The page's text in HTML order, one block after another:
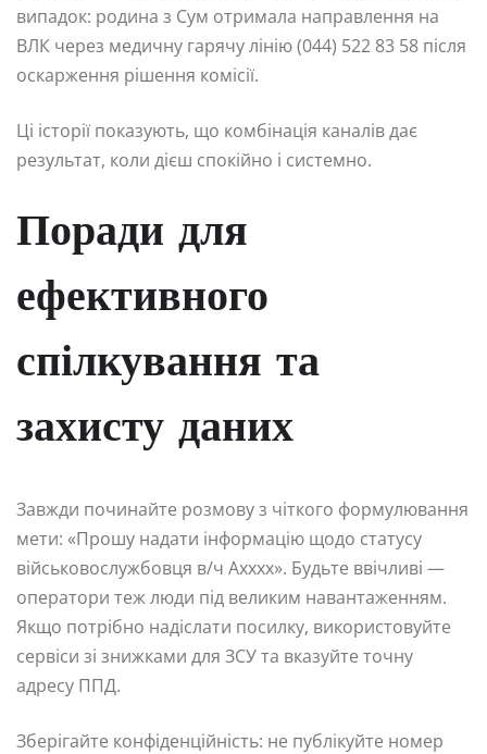
випадок: родина з Сум отримала направлення на
ВЛК через медичну гарячу лінію (044) 522 83 58 після
оскарження рішення комісії.
Ці історії показують, що комбінація каналів дає
результат, коли дієш спокійно і системно.
Поради для
ефективного
спілкування та
захисту даних
Завжди починайте розмову з чіткого формулювання
мети: «Прошу надати інформацію щодо статусу
військовослужбовця в/ч Аxxxx». Будьте ввічливі —
оператори теж люди під великим навантаженням.
Якщо потрібно надіслати посилку, використовуйте
сервіси зі знижками для ЗСУ та вказуйте точну
адресу ППД.
Зберігайте конфіденційність: не публікуйте номер